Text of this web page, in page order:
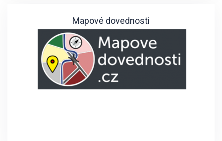
Mapové dovednosti